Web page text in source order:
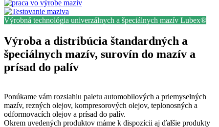
Výrobná technológia univerzálnych a špeciálnych mazív Lubex®
Výroba a distribúcia štandardných a
špeciálnych mazív, surovín do mazív a
prísad do palív
Ponúkame vám rozsiahlu paletu automobilových a priemyselných
mazív, rezných olejov, kompresorových olejov, teplonosných a
odformovacích olejov a prísad do palív.
Okrem uvedených produktov máme k dispozícii aj ďalšie produkty